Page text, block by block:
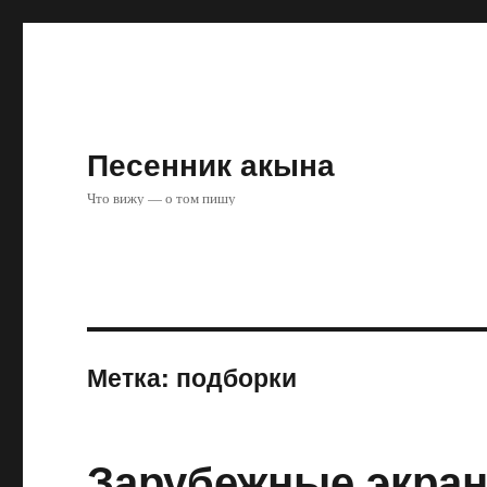
Песенник акына
Что вижу — о том пишу
Метка: подборки